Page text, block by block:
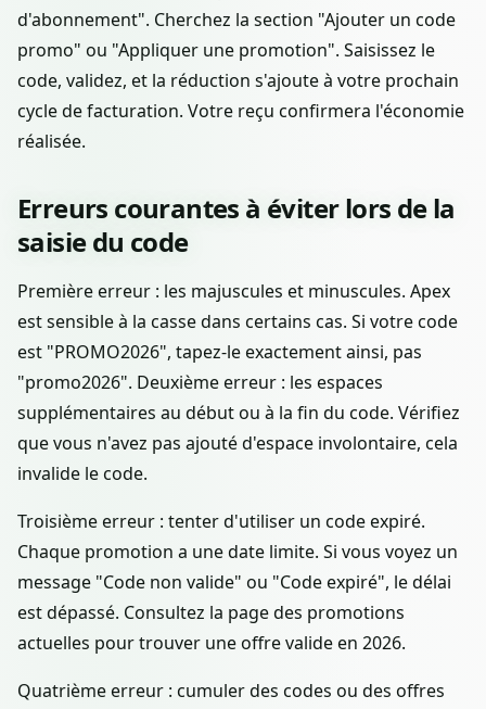
d'abonnement". Cherchez la section "Ajouter un code
promo" ou "Appliquer une promotion". Saisissez le
code, validez, et la réduction s'ajoute à votre prochain
cycle de facturation. Votre reçu confirmera l'économie
réalisée.
Erreurs courantes à éviter lors de la
saisie du code
Première erreur : les majuscules et minuscules. Apex
est sensible à la casse dans certains cas. Si votre code
est "PROMO2026", tapez-le exactement ainsi, pas
"promo2026". Deuxième erreur : les espaces
supplémentaires au début ou à la fin du code. Vérifiez
que vous n'avez pas ajouté d'espace involontaire, cela
invalide le code.
Troisième erreur : tenter d'utiliser un code expiré.
Chaque promotion a une date limite. Si vous voyez un
message "Code non valide" ou "Code expiré", le délai
est dépassé. Consultez la page des promotions
actuelles pour trouver une offre valide en 2026.
Quatrième erreur : cumuler des codes ou des offres